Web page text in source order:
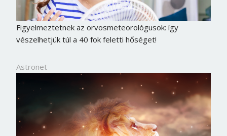
Figyelmeztetnek az orvosmeteorológusok: így
vészelhetjük túl a 40 fok feletti hőséget!
Astronet